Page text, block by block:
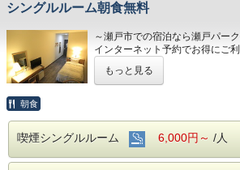
シングルルーム朝食無料
～瀬戸市での宿泊なら瀬戸パー
インターネット予約でお得にご
ジブリパーク・愛・地球博公園
名古屋や豊田へもすぐ！
※先着順でのご案内でございま
もっと見る
朝食
喫煙シングルルーム 6,000円～ /人